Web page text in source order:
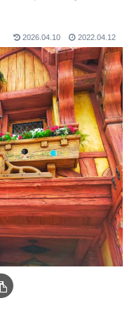
2026.04.10 2022.04.12